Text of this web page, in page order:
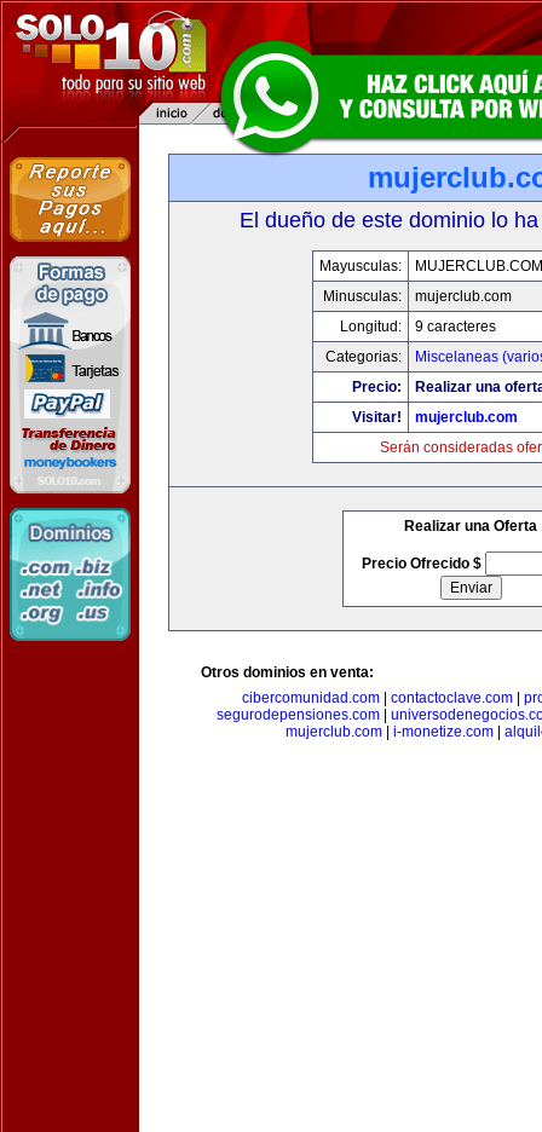
El dueño de este dominio lo
Mayusculas:
MUJERCLUB.COM
Minusculas:
mujerclub.com
Longitud:
9 caracteres
Categorias:
Miscelaneas
Precio:
Realizar una
Visitar!
mujerclub.com
Serán consideradas
Realizar una Oferta
Precio Ofrecido $
Otros dominios en venta:
cibercomunidad.com
contactoclave.com
segurodepensiones.com
mujerclub.com
i-monetize.com